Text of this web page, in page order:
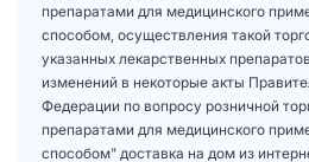
препаратами для медицинского
способом, осуществления такой
указанных лекарственных
изменений в некоторые акты
Федерации по вопросу розничной
препаратами для медицинского
способом" доставка на дом из